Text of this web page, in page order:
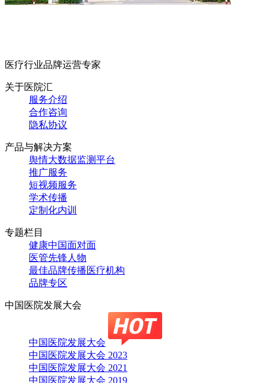
医疗行业品牌运营专家
关于医院汇
服务介绍
合作咨询
隐私协议
产品与解决方案
舆情大数据监测平台
推广服务
短视频服务
学术传播
定制化内训
专题栏目
健康中国面对面
医管先锋人物
最佳品牌传播医疗机构
品牌专区
中国医院发展大会
中国医院发展大会
中国医院发展大会 2023
中国医院发展大会 2021
中国医院发展大会 2019